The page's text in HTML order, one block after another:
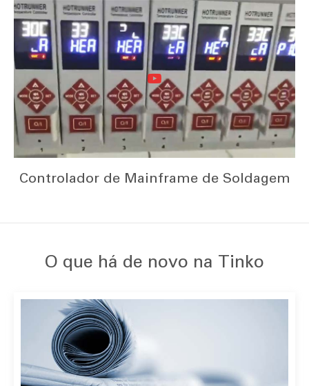
Controlador de Mainframe de Soldagem
O que há de novo na Tinko